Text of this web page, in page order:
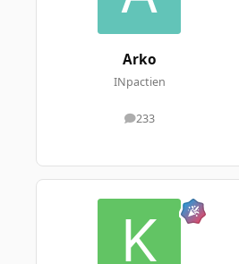
Arko
INpactien
233
messages